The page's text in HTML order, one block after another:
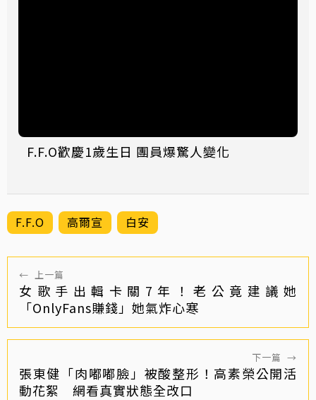
F.F.O歡慶1歲生日 團員爆驚人變化
F.F.O 高爾宣 白安
← 上一篇
女歌手出輯卡關7年！老公竟建議她
「OnlyFans賺錢」她氣炸心寒
下一篇 →
張東健「肉嘟嘟臉」被酸整形！高素榮公開活
動花絮 網看真實狀態全改口